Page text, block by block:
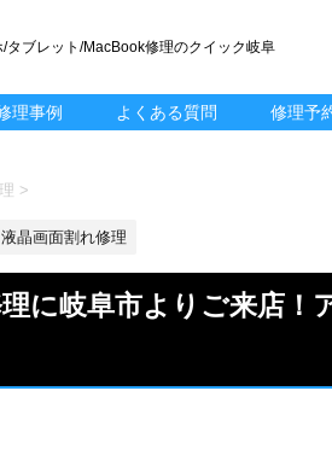
/タブレット/MacBook修理のクイック岐阜
理事例 よくある質問 修理予
>
液晶画面割れ修理
に岐阜市よりご来店！